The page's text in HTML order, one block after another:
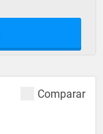
Comparar